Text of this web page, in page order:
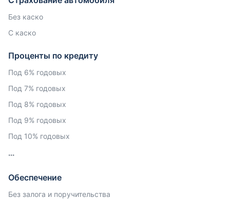
Без каско
С каско
Проценты по кредиту
Под 6% годовых
Под 7% годовых
Под 8% годовых
Под 9% годовых
Под 10% годовых
Обеспечение
Без залога и поручительства